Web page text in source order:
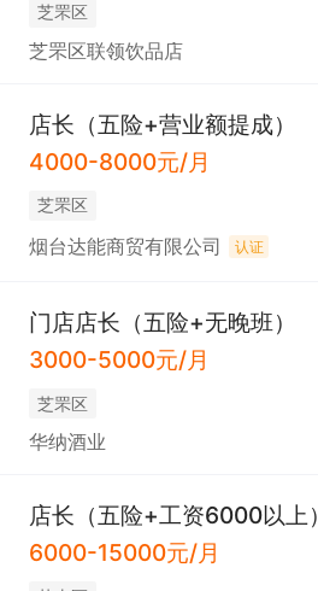
芝罘区
芝罘区联领饮品店
店长（五险+营业额提成）
4000-8000元/月
芝罘区
烟台达能商贸有限公司 认证
门店店长（五险+无晚班）
3000-5000元/月
芝罘区
华纳酒业
店长（五险+工资6000以上）
6000-15000元/月